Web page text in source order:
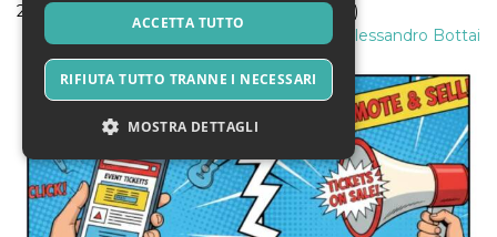
29 Aprile 2021 (aggiornato: 28 Ottobre 2025)
di:
Alessandro Bottai
ACCETTA TUTTO
RIFIUTA TUTTO TRANNE I NECESSARI
MOSTRA DETTAGLI
Necessari Marketing